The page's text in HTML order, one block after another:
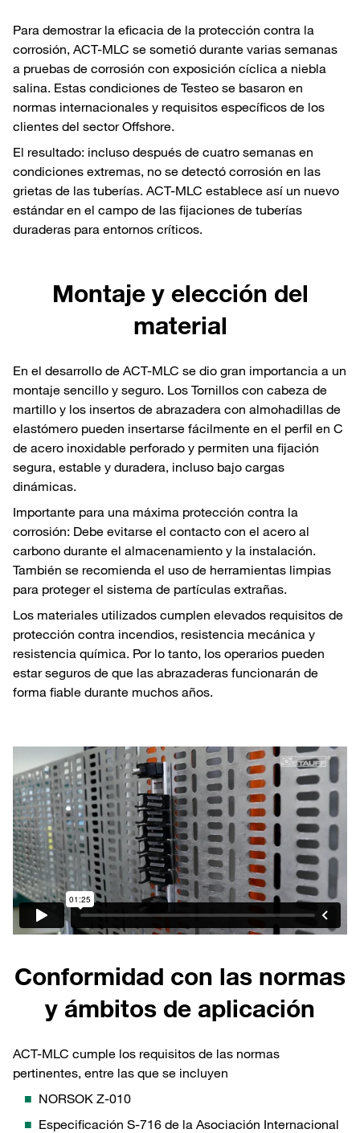
Para demostrar la eficacia de la protección contra la
corrosión, ACT-MLC se sometió durante varias semanas
a pruebas de corrosión con exposición cíclica a niebla
salina. Estas condiciones de Testeo se basaron en
normas internacionales y requisitos específicos de los
clientes del sector Offshore.
El resultado: incluso después de cuatro semanas en
condiciones extremas, no se detectó corrosión en las
grietas de las tuberías. ACT-MLC establece así un nuevo
estándar en el campo de las fijaciones de tuberías
duraderas para entornos críticos.
Montaje y elección del
material
En el desarrollo de ACT-MLC se dio gran importancia a un
montaje sencillo y seguro. Los Tornillos con cabeza de
martillo y los insertos de abrazadera con almohadillas de
elastómero pueden insertarse fácilmente en el perfil en C
de acero inoxidable perforado y permiten una fijación
segura, estable y duradera, incluso bajo cargas
dinámicas.
Importante para una máxima protección contra la
corrosión: Debe evitarse el contacto con el acero al
carbono durante el almacenamiento y la instalación.
También se recomienda el uso de herramientas limpias
para proteger el sistema de partículas extrañas.
Los materiales utilizados cumplen elevados requisitos de
protección contra incendios, resistencia mecánica y
resistencia química. Por lo tanto, los operarios pueden
estar seguros de que las abrazaderas funcionarán de
forma fiable durante muchos años.
Conformidad con las normas
y ámbitos de aplicación
ACT-MLC cumple los requisitos de las normas
pertinentes, entre las que se incluyen
NORSOK Z-010
Especificación S-716 de la Asociación Internacional